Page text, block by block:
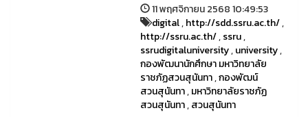
11 พฤศจิกายน 2568 10:49:53
digital,http://sdd.ssru.ac.th/,
http://ssru.ac.th/,ssru,
ssrudigitaluniversity,university,
กองพัฒนานักศึกษา มหาวิทยาลัย
ราชภัฏสวนสุนันทา,กองพัฒน์
สวนสุนันทา,มหาวิทยาลัยราชภัฏ
สวนสุนันทา,สวนสุนันทา